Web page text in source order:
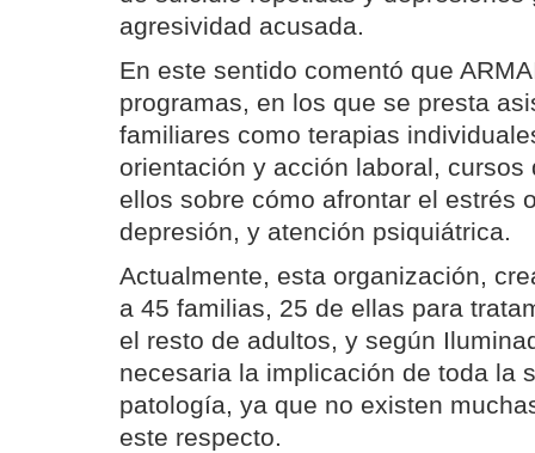
agresividad acusada.
En este sentido comentó que
programas, en los que se presta
familiares como terapias
orientación y acción laboral, cursos
ellos sobre cómo afrontar el estrés
depresión, y atención psiquiátrica.
Actualmente, esta organización,
a 45 familias, 25 de ellas para
el resto de adultos, y según
necesaria la implicación de toda la
patología, ya que no existen
este respecto.